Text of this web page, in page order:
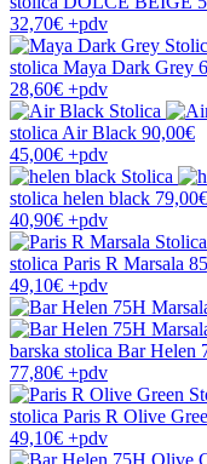
32,70€ +pdv
stolica Maya Dark Grey
28,60€ +pdv
stolica Air Black 90,00€
45,00€ +pdv
stolica helen black 79,00€
40,90€ +pdv
stolica Paris R Marsala
49,10€ +pdv
barska stolica Bar Helen
77,80€ +pdv
stolica Paris R Olive
49,10€ +pdv